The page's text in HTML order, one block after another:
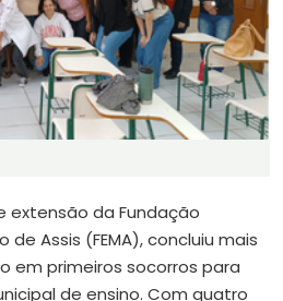
extensão da Fundação
de Assis (FEMA), concluiu mais
em primeiros socorros para
de ensino. Com quatro